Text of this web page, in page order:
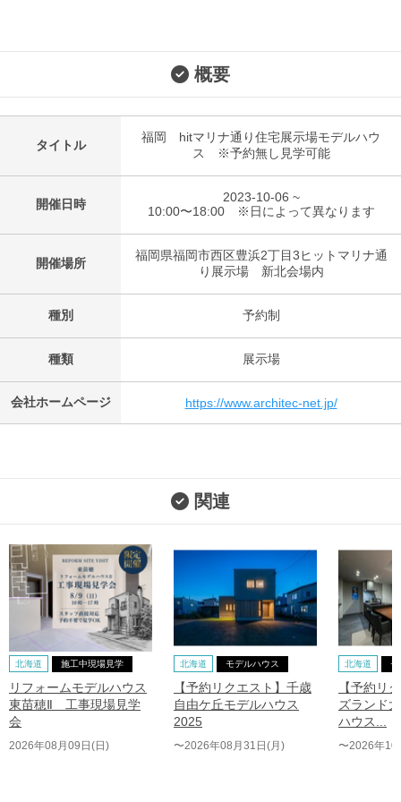
概要
タイトル
福岡 hitマリナ通り住宅展示場モデルハウ
ス ※予約無し見学可能
開催日時
2023-10-06 ~
10:00〜18:00 ※日によって異なります
開催場所
福岡県福岡市西区豊浜2丁目3ヒットマリナ通
り展示場 新北会場内
種別 予約制
種類 展示場
会社ホームページ https://www.architec-net.jp/
関連
北海道 施工中現場見学
リフォームモデルハウス
東苗穂Ⅱ 工事現場見学
会
2026年08月09日(日)
北海道 モデルハウス
【予約リクエスト】千歳
自由ケ丘モデルハウス
2025
〜2026年08月31日(月)
北海道 モ
【予約リ
ズランド
ハウス...
〜2026年10